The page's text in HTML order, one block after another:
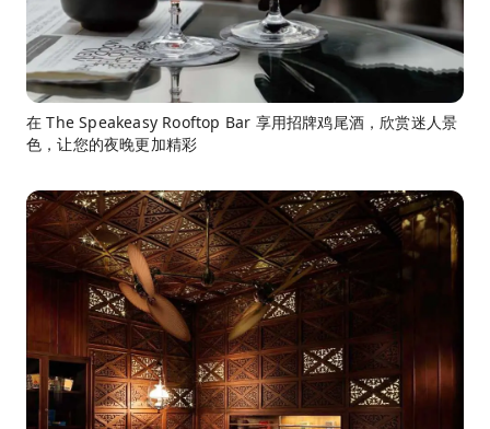
在 The Speakeasy Rooftop Bar 享用招牌鸡尾酒，欣赏迷人景
色，让您的夜晚更加精彩